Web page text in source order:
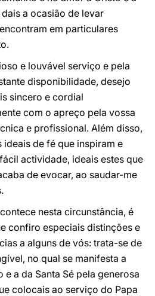
a ocasião de levar
em particulares
e louvável serviço e pela
disponibilidade, desejo
sincero e cordial
com o apreço pela vossa
e profissional. Além disso,
de fé que inspiram e
actividade, ideais estes que
de evocar, ao saudar-me
nesta circunstância, é
confiro especiais distinções e
a alguns de vós: trata-se de
no qual se manifesta a
a da Santa Sé pela generosa
colocais ao serviço do Papa